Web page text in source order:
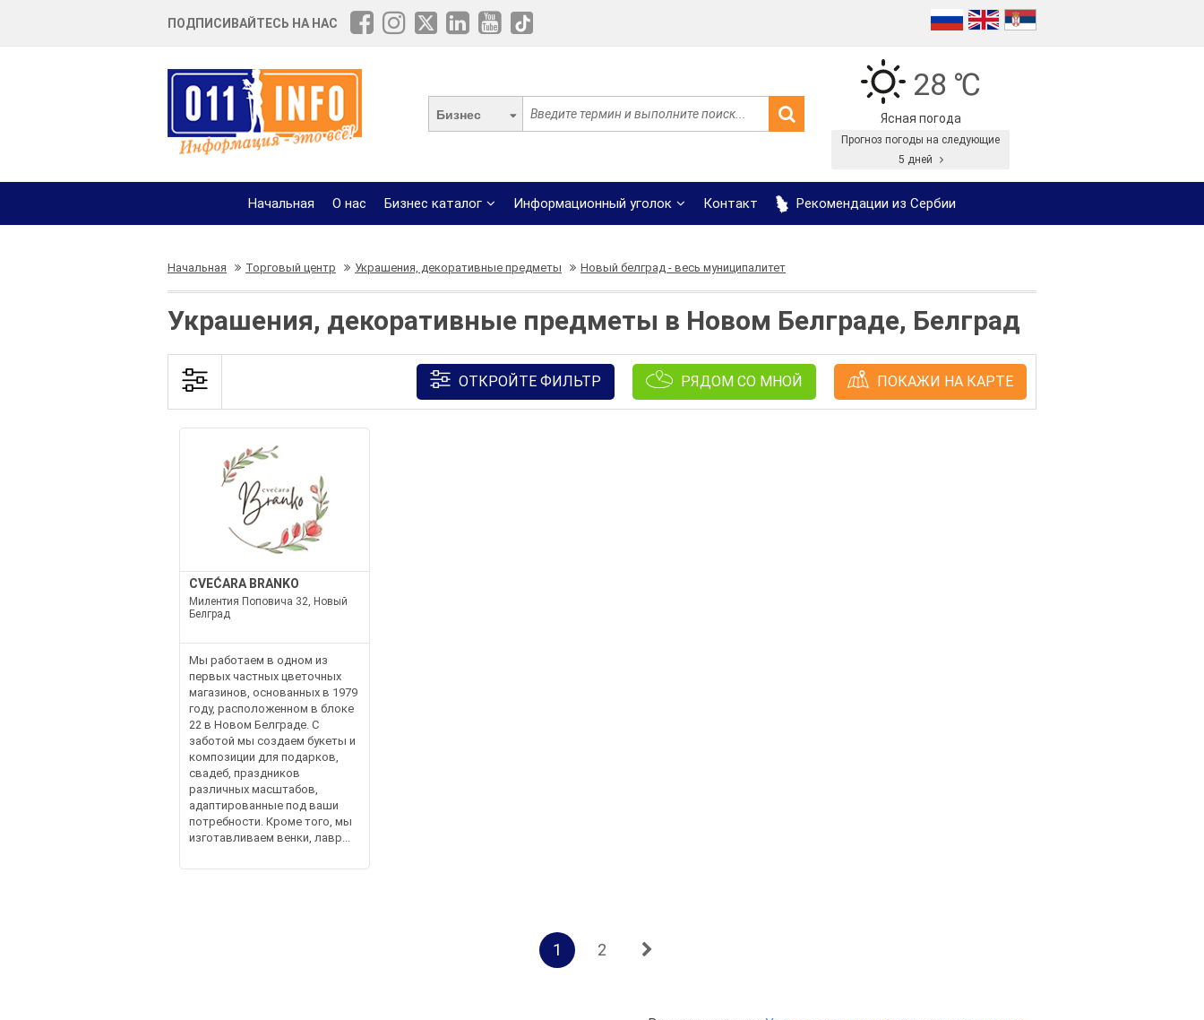
ПОДПИСИВАЙТЕСЬ НА НАС
Бизнес
28 ℃
Ясная погода
Прогноз погоды на следующие
5 дней
Начальная О нас Бизнес каталог Информационный уголок Контакт Рекомендации из Сербии
Начальная Торговый центр Украшения, декоративные предметы Новый белград - весь муниципалитет
Украшения, декоративные предметы в Новом Белграде, Белград
ОТКРОЙТЕ ФИЛЬТР РЯДОМ СО МНОЙ ПОКАЖИ НА КАРТЕ
CVEĆARA BRANKO
Милентия Поповича 32, Новый
Белград
Мы работаем в одном из
первых частных цветочных
магазинов, основанных в 1979
году, расположенном в блоке
22 в Новом Белграде. С
заботой мы создаем букеты и
композиции для подарков,
свадеб, праздников
различных масштабов,
адаптированные под ваши
потребности. Кроме того, мы
изготавливаем венки, лавр...
1 2